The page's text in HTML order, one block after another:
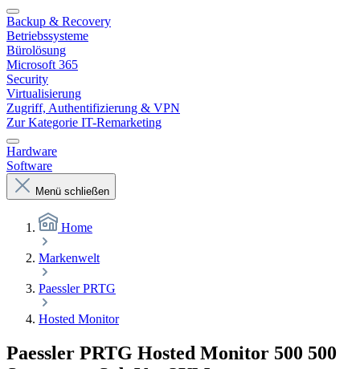
Backup & Recovery
Betriebssysteme
Bürolösung
Microsoft 365
Security
Virtualisierung
Zugriff, Authentifizierung & VPN
Zur Kategorie IT-Remarketing
Hardware
Software
Menü schließen
Home
Markenwelt
Paessler PRTG
Hosted Monitor
Paessler PRTG Hosted Monitor 500 500